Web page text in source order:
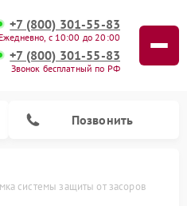
+7 (800) 301-55-83
Ежедневно, с 10:00 до 20:00
+7 (800) 301-55-83
Звонок бесплатный по РФ
Позвонить
системы защиты от засоров